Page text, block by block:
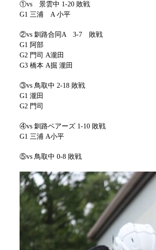
①vs 景雲中 1-20 敗戦
G1 三浦 A 小平
②vs 釧路合同A 3-7 敗戦
G1 阿部
G2 門司 A瀧田
G3 橋本 A掘 瀧田
③vs 鳥取中 2-18 敗戦
G1 瀧田
G2 門司
④vs 釧路ベアーズ 1-10 敗戦
G1 三浦 A小平
⑤vs 鳥取中 0-8 敗戦